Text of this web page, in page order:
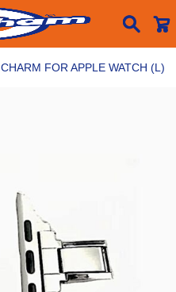

CHARM FOR APPLE WATCH (L)